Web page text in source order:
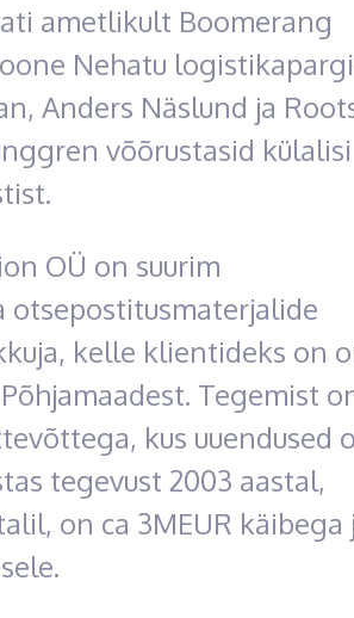
ametlikult Boomerang
Nehatu
Anders Näslund ja
võõrustasid külalisi
OÜ on suurim
otsepostitusmaterjalide
kelle klientideks on
Tegemist
kus uuendused
tegevust 2003 aastal,
on ca 3MEUR käibega